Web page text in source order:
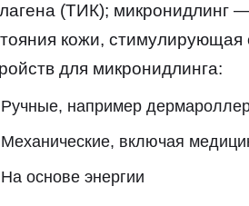
(ТИК); микронидлинг
кожи, стимулирующая
для микронидлинга:
Ручные, например
Механические, включая
На основе энергии